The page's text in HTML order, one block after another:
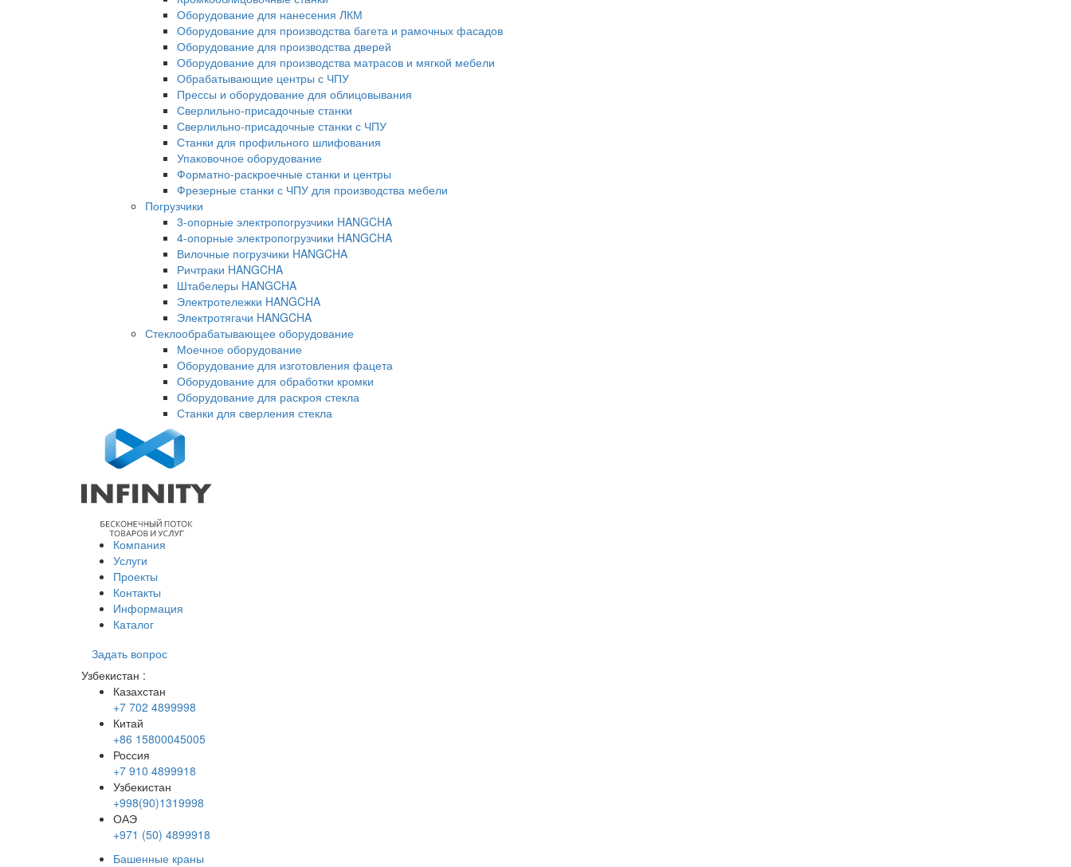
Оборудование для нанесения ЛКМ
Оборудование для производства багета и рамочных фасадов
Оборудование для производства дверей
Оборудование для производства матрасов и мягкой мебели
Обрабатывающие центры с ЧПУ
Прессы и оборудование для облицовывания
Сверлильно-присадочные станки
Сверлильно-присадочные станки с ЧПУ
Станки для профильного шлифования
Упаковочное оборудование
Форматно-раскроечные станки и центры
Фрезерные станки с ЧПУ для производства мебели
Погрузчики
3-опорные электропогрузчики HANGCHA
4-опорные электропогрузчики HANGCHA
Вилочные погрузчики HANGCHA
Ричтраки HANGCHA
Штабелеры HANGCHA
Электротележки HANGCHA
Электротягачи HANGCHA
Стеклообрабатывающее оборудование
Моечное оборудование
Оборудование для изготовления фацета
Оборудование для обработки кромки
Оборудование для раскроя стекла
Станки для сверления стекла
Компания
Услуги
Проекты
Контакты
Информация
Каталог
Задать вопрос
Узбекистан :
Казахстан
+7 702 4899998
Китай
+86 15800045005
Россия
+7 910 4899918
Узбекистан
+998(90)1319998
ОАЭ
+971 (50) 4899918
Башенные краны